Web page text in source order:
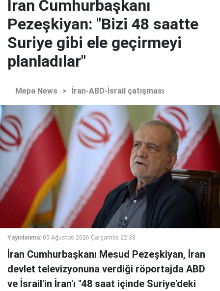
İran Cumhurbaşkanı
Pezeşkiyan: "Bizi 48 saatte
Suriye gibi ele geçirmeyi
planladılar"
Mepa News > İran-ABD-İsrail çatışması
Yayınlanma: 05 Ağustos 2026 Çarşamba 22:38
İran Cumhurbaşkanı Mesud Pezeşkiyan, İran
devlet televizyonuna verdiği röportajda ABD
ve İsrail'in İran'ı "48 saat içinde Suriye'deki